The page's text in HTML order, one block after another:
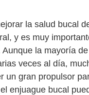
la salud bucal
y es muy
la mayoría
veces al día,
un gran propulsor
enjuague bucal